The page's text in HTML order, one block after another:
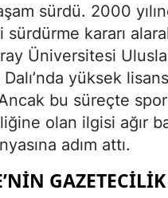
sürdü. 2000
sürdürme kararı
Üniversitesi
yüksek
bu süreçte spor
olan ilgisi ağır
adım attı.